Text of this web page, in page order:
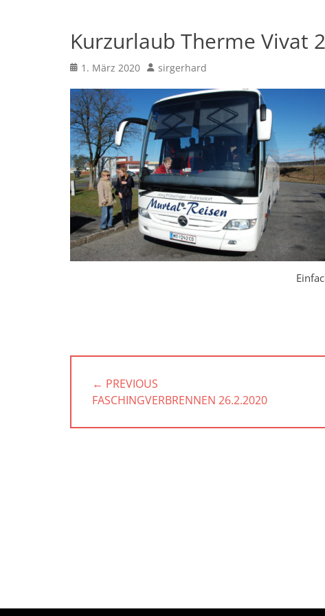
Kurzurlaub Therme Vivat
Posted
1. März 2020 Author
sirgerhard
Beitragsnavigation
← PREVIOUS
PREVIOUS
FASCHINGVERBRENNEN 26.2.2020